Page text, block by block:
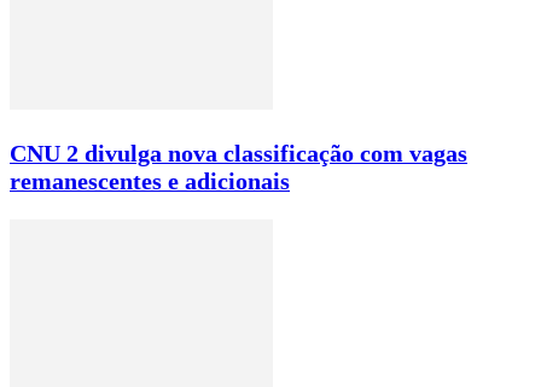
CNU 2 divulga nova classificação com vagas
remanescentes e adicionais